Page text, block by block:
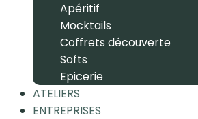
Apéritif
Mocktails
Coffrets découverte
Softs
Epicerie
ATELIERS
ENTREPRISES